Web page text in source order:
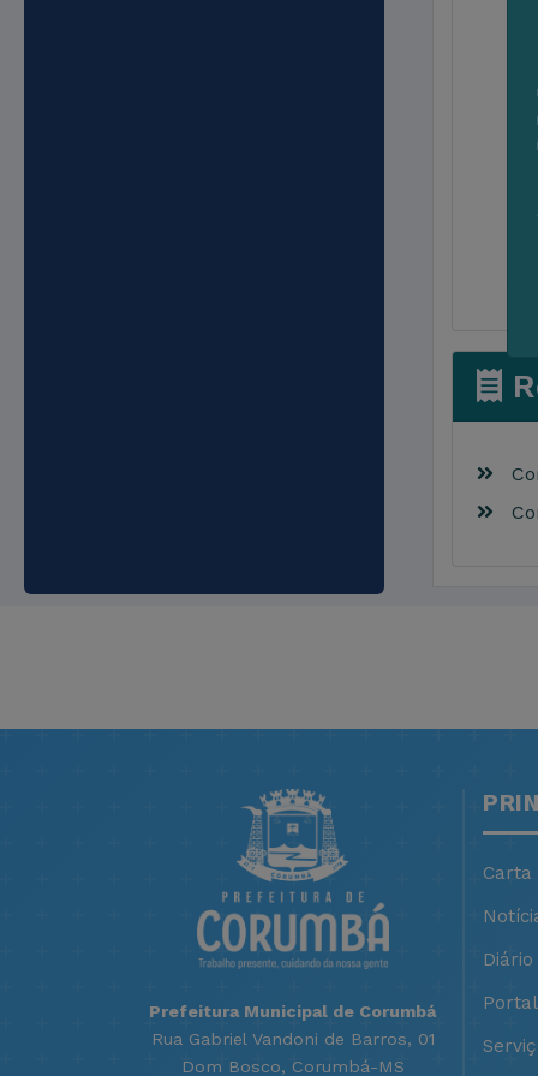
Prefeitura Municipal de Corumbá
Rua Gabriel Vandoni de Barros, 01
Dom Bosco, Corumbá-MS
Carta